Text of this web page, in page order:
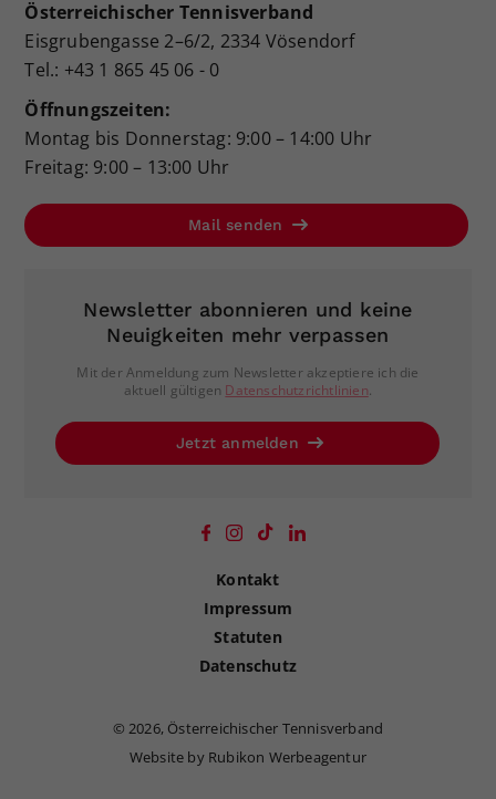
Österreichischer Tennisverband
Eisgrubengasse 2–6/2, 2334 Vösendorf
Tel.: +43 1 865 45 06 - 0
Öffnungszeiten:
Montag bis Donnerstag: 9:00 – 14:00 Uhr
Freitag: 9:00 – 13:00 Uhr
Mail senden
Newsletter abonnieren und keine
Neuigkeiten mehr verpassen
Mit der Anmeldung zum Newsletter akzeptiere ich die
aktuell gültigen Datenschutzrichtlinien.
Jetzt anmelden
Kontakt
Impressum
Statuten
Datenschutz
©2026, Österreichischer Tennisverband
Website by Rubikon Werbeagentur